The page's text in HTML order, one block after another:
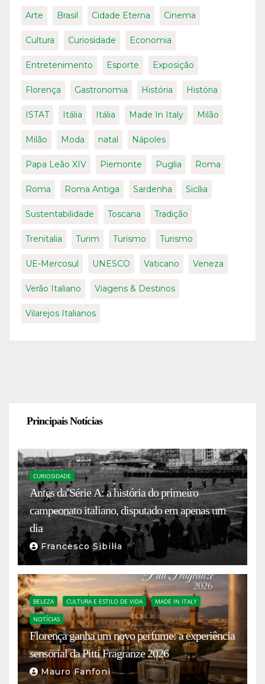
Arte Brasil Cidade Eterna Cinema
Cultura Curiosidade Economia
Entretenimento Esporte Exposição
Florença Gastronomia História História
ISTAT Itália Itália Made In Italy Milão
Milão Moda natal Nápoles
Papa Leão XIV Piemonte Puglia Roma
Roma Roma Antiga Sardenha Sicília
Sustentabilidade Toscana Tradição
Trenitalia Turim Turismo Turismo
UE-Mercosul UNESCO Vaticano Veneza
Verão Italiano Viagens & Destinos
Vilarejos Italianos
Principais Notícias
CURIOSIDADE
Antes da Série A: a história do primeiro
campeonato italiano, disputado em apenas um
dia
Francesco Sibilla
BELEZA CULTURA E ESTILO DE VIDA MADE IN ITALY
NOTÍCIAS
Florença ganha um novo perfume: a experiência
sensorial da Pitti Fragranze 2026
Mauro Fanfoni